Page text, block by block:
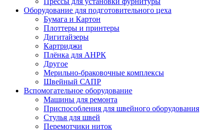
Оборудование для подготовительного цеха
Бумага и Картон
Плоттеры и принтеры
Дигитайзеры
Картриджи
Плёнка для АНРК
Другое
Мерильно-браковочные комплексы
Швейный САПР
Вспомогательное оборудование
Машины для ремонта
Приспособления для швейного оборудования
Стулья для швей
Перемотчики ниток